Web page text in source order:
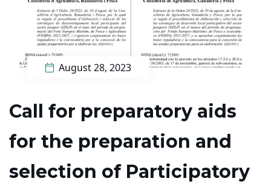
August 28, 2023
Call for preparatory aids
for the preparation and
selection of Participatory